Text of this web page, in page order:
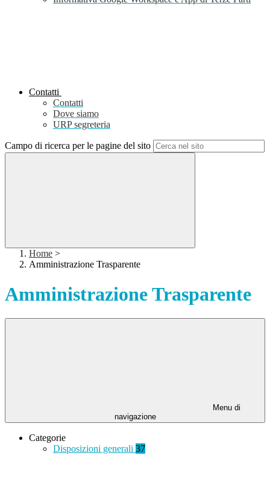
Contatti
Contatti
Dove siamo
URP segreteria
Campo di ricerca per le pagine del sito
Home >
Amministrazione Trasparente
Amministrazione Trasparente
Menu di
navigazione
Categorie
Disposizioni generali 37